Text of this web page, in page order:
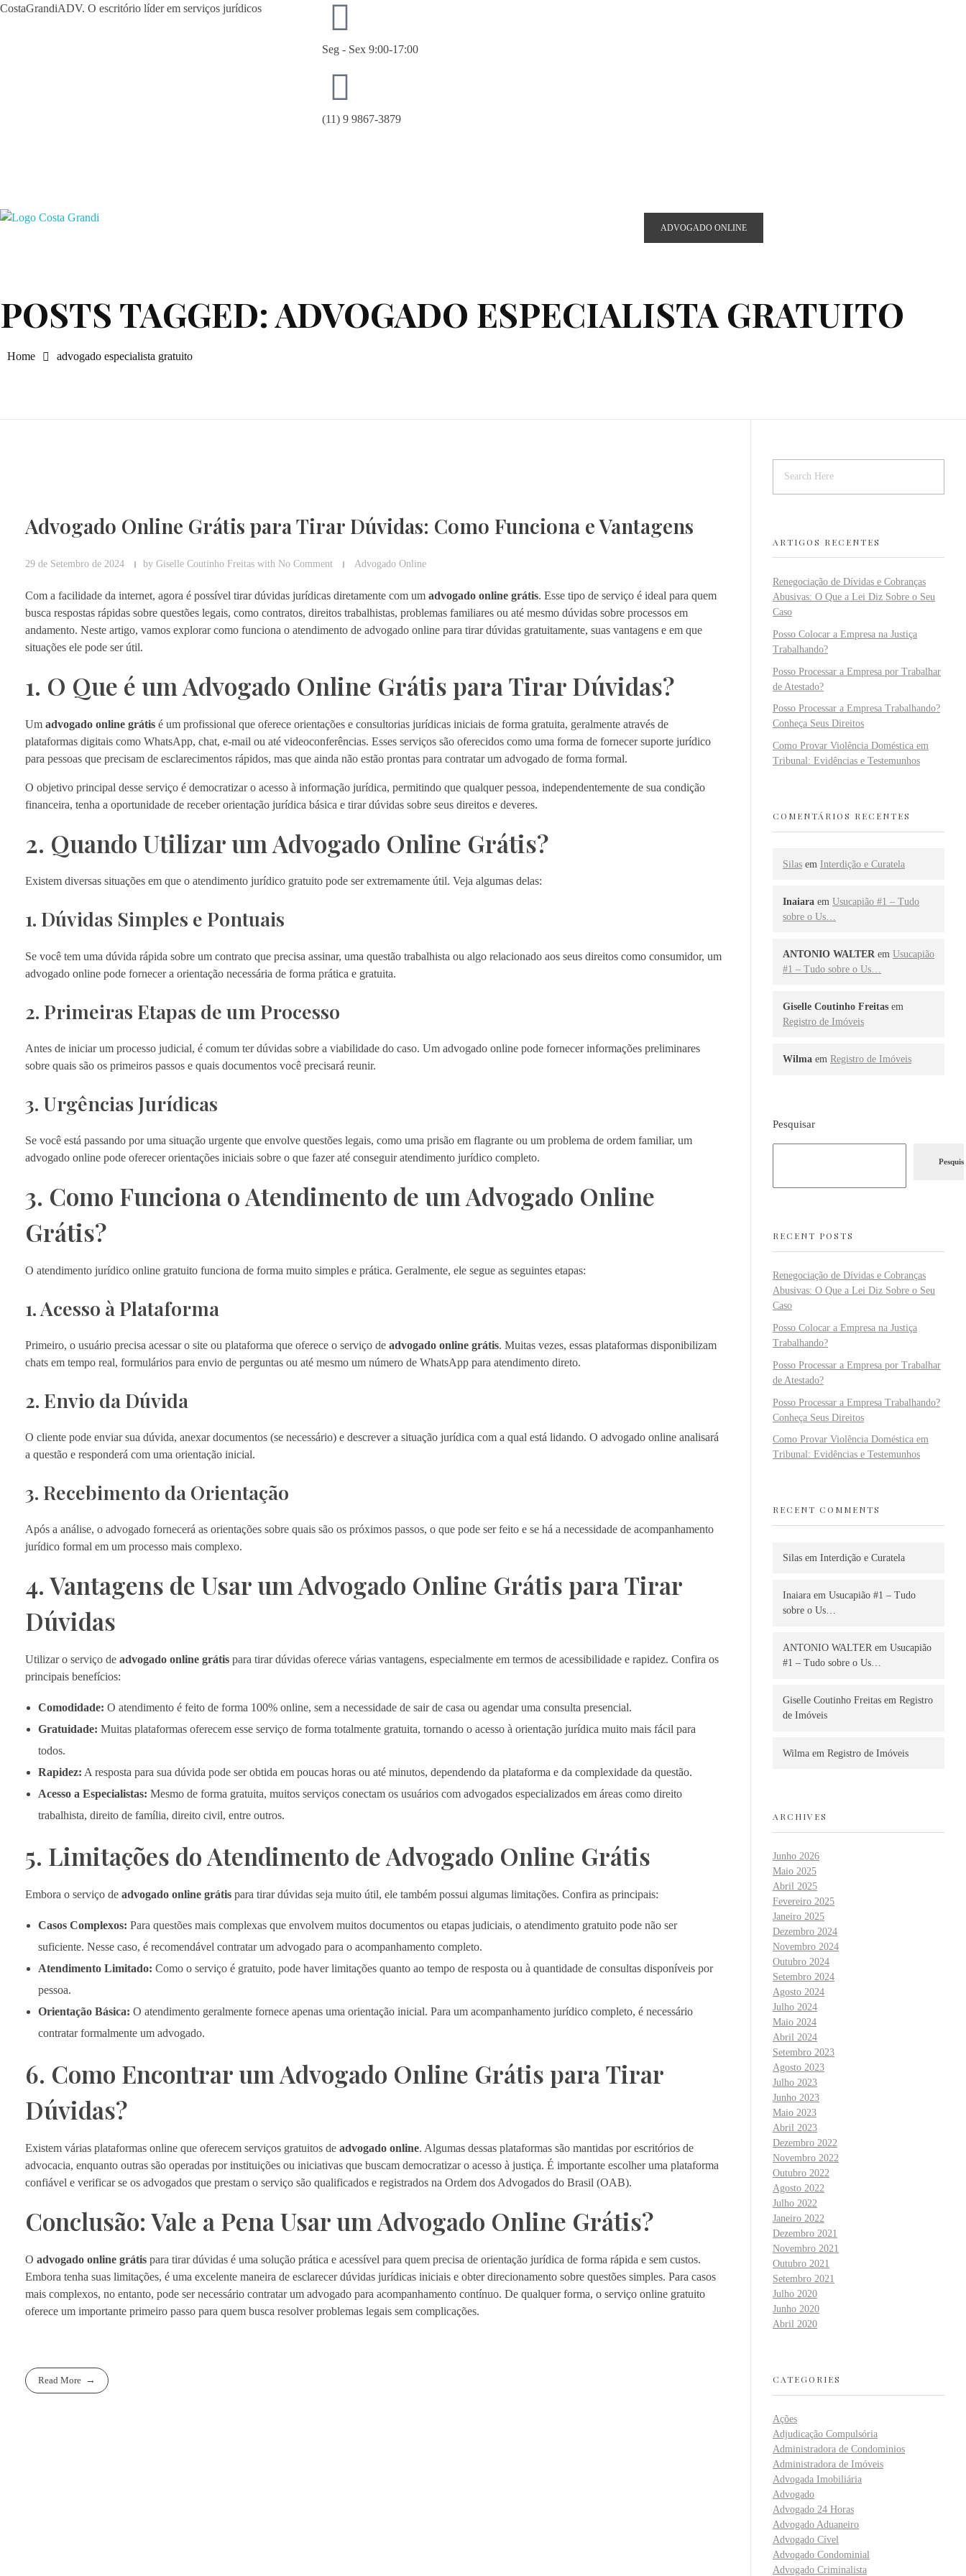
CostaGrandiADV. O escritório líder em serviços jurídicos
Seg - Sex 9:00-17:00
(11) 9 9867-3879
ADVOGADO ONLINE
Home advogado especialista gratuito
POSTS TAGGED: ADVOGADO ESPECIALISTA GRATUITO
Advogado Online Grátis para Tirar Dúvidas: Como Funciona e Vantagens
29 de Setembro de 2024 by Giselle Coutinho Freitas with No Comment Advogado Online
Com a facilidade da internet, agora é possível tirar dúvidas jurídicas diretamente com um advogado online grátis. Esse tipo de serviço é ideal para quem
busca respostas rápidas sobre questões legais, como contratos, direitos trabalhistas, problemas familiares ou até mesmo dúvidas sobre processos em
andamento. Neste artigo, vamos explorar como funciona o atendimento de advogado online para tirar dúvidas gratuitamente, suas vantagens e em que
situações ele pode ser útil.
1. O Que é um Advogado Online Grátis para Tirar Dúvidas?
Um advogado online grátis é um profissional que oferece orientações e consultorias jurídicas iniciais de forma gratuita, geralmente através de
plataformas digitais como WhatsApp, chat, e-mail ou até videoconferências. Esses serviços são oferecidos como uma forma de fornecer suporte jurídico
para pessoas que precisam de esclarecimentos rápidos, mas que ainda não estão prontas para contratar um advogado de forma formal.
O objetivo principal desse serviço é democratizar o acesso à informação jurídica, permitindo que qualquer pessoa, independentemente de sua condição
financeira, tenha a oportunidade de receber orientação jurídica básica e tirar dúvidas sobre seus direitos e deveres.
2. Quando Utilizar um Advogado Online Grátis?
Existem diversas situações em que o atendimento jurídico gratuito pode ser extremamente útil. Veja algumas delas:
1. Dúvidas Simples e Pontuais
Se você tem uma dúvida rápida sobre um contrato que precisa assinar, uma questão trabalhista ou algo relacionado aos seus direitos como consumidor, um
advogado online pode fornecer a orientação necessária de forma prática e gratuita.
2. Primeiras Etapas de um Processo
Antes de iniciar um processo judicial, é comum ter dúvidas sobre a viabilidade do caso. Um advogado online pode fornecer informações preliminares
sobre quais são os primeiros passos e quais documentos você precisará reunir.
3. Urgências Jurídicas
Se você está passando por uma situação urgente que envolve questões legais, como uma prisão em flagrante ou um problema de ordem familiar, um
advogado online pode oferecer orientações iniciais sobre o que fazer até conseguir atendimento jurídico completo.
3. Como Funciona o Atendimento de um Advogado Online
Grátis?
O atendimento jurídico online gratuito funciona de forma muito simples e prática. Geralmente, ele segue as seguintes etapas:
1. Acesso à Plataforma
Primeiro, o usuário precisa acessar o site ou plataforma que oferece o serviço de advogado online grátis. Muitas vezes, essas plataformas disponibilizam
chats em tempo real, formulários para envio de perguntas ou até mesmo um número de WhatsApp para atendimento direto.
2. Envio da Dúvida
O cliente pode enviar sua dúvida, anexar documentos (se necessário) e descrever a situação jurídica com a qual está lidando. O advogado online analisará
a questão e responderá com uma orientação inicial.
3. Recebimento da Orientação
Após a análise, o advogado fornecerá as orientações sobre quais são os próximos passos, o que pode ser feito e se há a necessidade de acompanhamento
jurídico formal em um processo mais complexo.
4. Vantagens de Usar um Advogado Online Grátis para Tirar
Dúvidas
Utilizar o serviço de advogado online grátis para tirar dúvidas oferece várias vantagens, especialmente em termos de acessibilidade e rapidez. Confira os
principais benefícios:
Comodidade: O atendimento é feito de forma 100% online, sem a necessidade de sair de casa ou agendar uma consulta presencial.
Gratuidade: Muitas plataformas oferecem esse serviço de forma totalmente gratuita, tornando o acesso à orientação jurídica muito mais fácil para
todos.
Rapidez: A resposta para sua dúvida pode ser obtida em poucas horas ou até minutos, dependendo da plataforma e da complexidade da questão.
Acesso a Especialistas: Mesmo de forma gratuita, muitos serviços conectam os usuários com advogados especializados em áreas como direito
trabalhista, direito de família, direito civil, entre outros.
5. Limitações do Atendimento de Advogado Online Grátis
Embora o serviço de advogado online grátis para tirar dúvidas seja muito útil, ele também possui algumas limitações. Confira as principais:
Casos Complexos: Para questões mais complexas que envolvem muitos documentos ou etapas judiciais, o atendimento gratuito pode não ser
suficiente. Nesse caso, é recomendável contratar um advogado para o acompanhamento completo.
Atendimento Limitado: Como o serviço é gratuito, pode haver limitações quanto ao tempo de resposta ou à quantidade de consultas disponíveis por
pessoa.
Orientação Básica: O atendimento geralmente fornece apenas uma orientação inicial. Para um acompanhamento jurídico completo, é necessário
contratar formalmente um advogado.
6. Como Encontrar um Advogado Online Grátis para Tirar
Dúvidas?
Existem várias plataformas online que oferecem serviços gratuitos de advogado online. Algumas dessas plataformas são mantidas por escritórios de
advocacia, enquanto outras são operadas por instituições ou iniciativas que buscam democratizar o acesso à justiça. É importante escolher uma plataforma
confiável e verificar se os advogados que prestam o serviço são qualificados e registrados na Ordem dos Advogados do Brasil (OAB).
Conclusão: Vale a Pena Usar um Advogado Online Grátis?
O advogado online grátis para tirar dúvidas é uma solução prática e acessível para quem precisa de orientação jurídica de forma rápida e sem custos.
Embora tenha suas limitações, é uma excelente maneira de esclarecer dúvidas jurídicas iniciais e obter direcionamento sobre questões simples. Para casos
mais complexos, no entanto, pode ser necessário contratar um advogado para acompanhamento contínuo. De qualquer forma, o serviço online gratuito
oferece um importante primeiro passo para quem busca resolver problemas legais sem complicações.
Read More
ARTIGOS RECENTES
Renegociação de Dívidas e Cobranças
Abusivas: O Que a Lei Diz Sobre o Seu
Caso
Posso Colocar a Empresa na Justiça
Trabalhando?
Posso Processar a Empresa por Trabalhar
de Atestado?
Posso Processar a Empresa Trabalhando?
Conheça Seus Direitos
Como Provar Violência Doméstica em
Tribunal: Evidências e Testemunhos
COMENTÁRIOS RECENTES
Silas em Interdição e Curatela
Inaiara em Usucapião #1 – Tudo
sobre o Us…
ANTONIO WALTER em Usucapião
#1 – Tudo sobre o Us…
Giselle Coutinho Freitas em
Registro de Imóveis
Wilma em Registro de Imóveis
Pesquisar
RECENT POSTS
Renegociação de Dívidas e Cobranças
Abusivas: O Que a Lei Diz Sobre o Seu
Caso
Posso Colocar a Empresa na Justiça
Trabalhando?
Posso Processar a Empresa por Trabalhar
de Atestado?
Posso Processar a Empresa Trabalhando?
Conheça Seus Direitos
Como Provar Violência Doméstica em
Tribunal: Evidências e Testemunhos
RECENT COMMENTS
Silas em Interdição e Curatela
Inaiara em Usucapião #1 – Tudo
sobre o Us…
ANTONIO WALTER em Usucapião
#1 – Tudo sobre o Us…
Giselle Coutinho Freitas em Registro
de Imóveis
Wilma em Registro de Imóveis
ARCHIVES
Junho 2026
Maio 2025
Abril 2025
Fevereiro 2025
Janeiro 2025
Dezembro 2024
Novembro 2024
Outubro 2024
Setembro 2024
Agosto 2024
Julho 2024
Maio 2024
Abril 2024
Setembro 2023
Agosto 2023
Julho 2023
Junho 2023
Maio 2023
Abril 2023
Dezembro 2022
Novembro 2022
Outubro 2022
Agosto 2022
Julho 2022
Janeiro 2022
Dezembro 2021
Novembro 2021
Outubro 2021
Setembro 2021
Julho 2020
Junho 2020
Abril 2020
CATEGORIES
Ações
Adjudicação Compulsória
Administradora de Condominios
Administradora de Imóveis
Advogada Imobiliária
Advogado
Advogado 24 Horas
Advogado Aduaneiro
Advogado Cível
Advogado Condominial
Advogado Criminalista